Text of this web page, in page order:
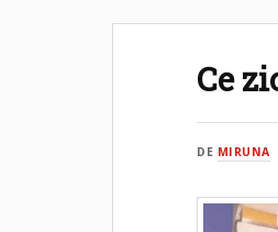
Ce
DE MIRUNA